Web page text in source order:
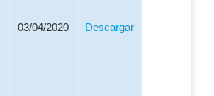
03/04/2020 Descargar